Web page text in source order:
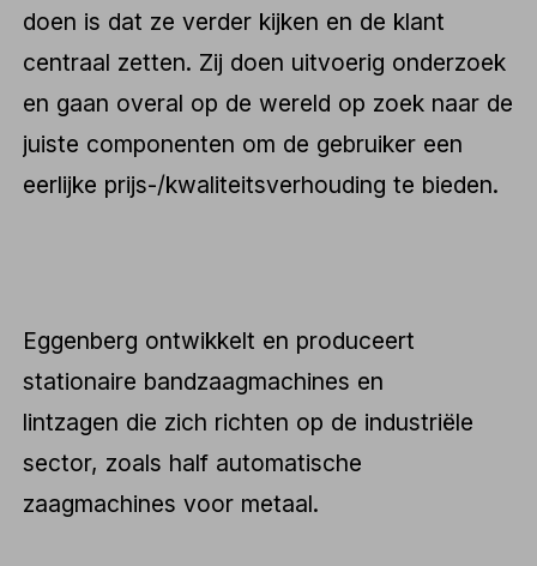
doen is dat ze verder kijken en de klant
centraal zetten. Zij doen uitvoerig onderzoek
en gaan overal op de wereld op zoek naar de
juiste componenten om de gebruiker een
eerlijke prijs-/kwaliteitsverhouding te bieden.
Eggenberg ontwikkelt en produceert
stationaire bandzaagmachines en
lintzagen die zich richten op de industriële
sector, zoals half automatische
zaagmachines voor metaal.